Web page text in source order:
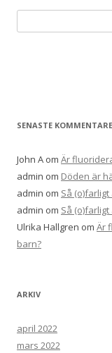
efter:
SENASTE
John A om Är
admin om Döden är
admin om Så
admin om Så
Ulrika Hallgren om Är
barn?
ARKIV
april 2022
mars 2022